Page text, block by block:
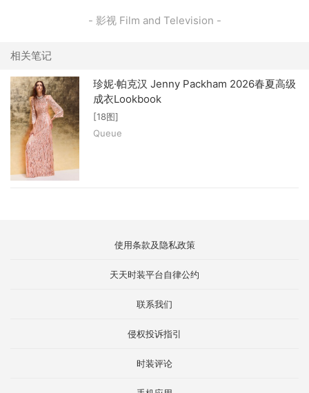
- 影视 Film and Television -
相关笔记
珍妮·帕克汉 Jenny Packham 2026春夏高级
成衣Lookbook
[18图]
Queue
使用条款及隐私政策
天天时装平台自律公约
联系我们
侵权投诉指引
时装评论